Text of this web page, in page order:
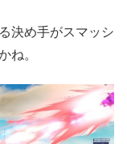
決め手がスマッシ
ね。